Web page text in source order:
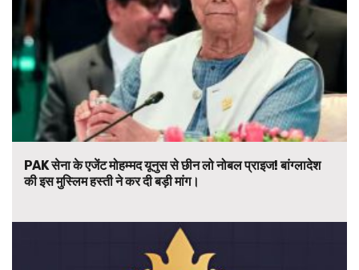
PAK सेना के एजेंट मोहम्मद यूनुस से छीन लो नोबल प्राइज! बांग्लादेश
की इस मुस्लिम हस्ती ने कर दी बड़ी मांग।